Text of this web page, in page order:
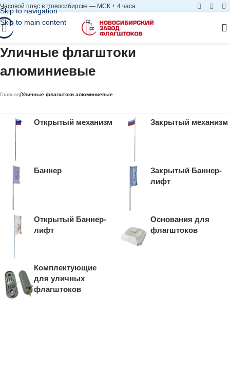
Skip to navigation
Skip to main content
Часовой пояс в Новосибирске — МСК + 4 часа
Уличные флагштоки
алюминиевые
Главная/Уличные флагштоки алюминиевые
Открытый механизм Закрытый механизм
Баннер
Закрытый Баннер-
лифт
Открытый Баннер-
лифт
Основания для
флагштоков
Комплектующие
для уличных
флагштоков